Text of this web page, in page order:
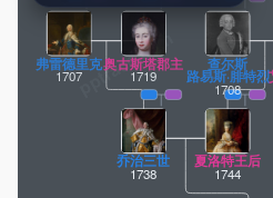
pptrace.com
乔治三世
1738
夏洛特王后
1744
弗雷德里克
1707
奥古斯塔郡主
1719
查尔斯
路易斯·腓特烈
1708